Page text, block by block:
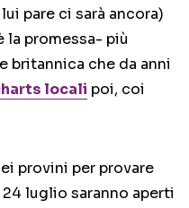
pare ci sarà ancora)
la promessa- più
britannica che da anni
locali poi, coi
provini per provare
luglio saranno aperti